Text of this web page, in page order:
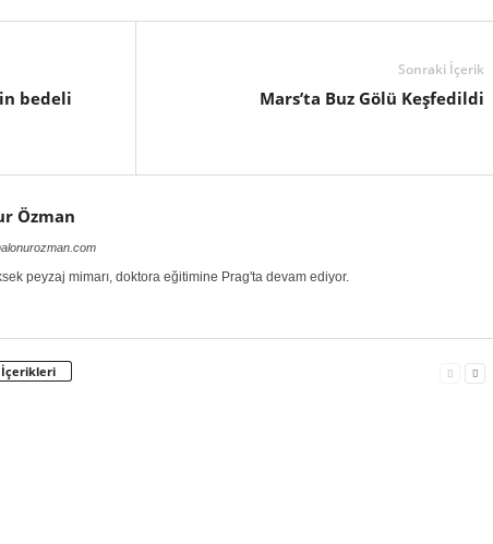
bedeli
Sonraki İçerik
Mars’ta Buz Gölü Keşfedildi
Özman
peyzaj mimarı, doktora eğitimine Prag'ta devam ediyor.
İçerikleri